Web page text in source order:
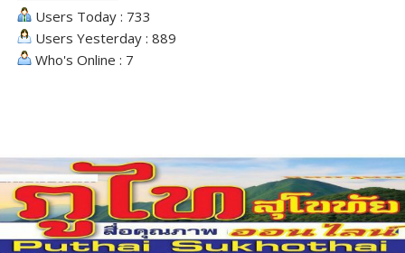
Users Today : 733
Users Yesterday : 889
Who's Online : 7